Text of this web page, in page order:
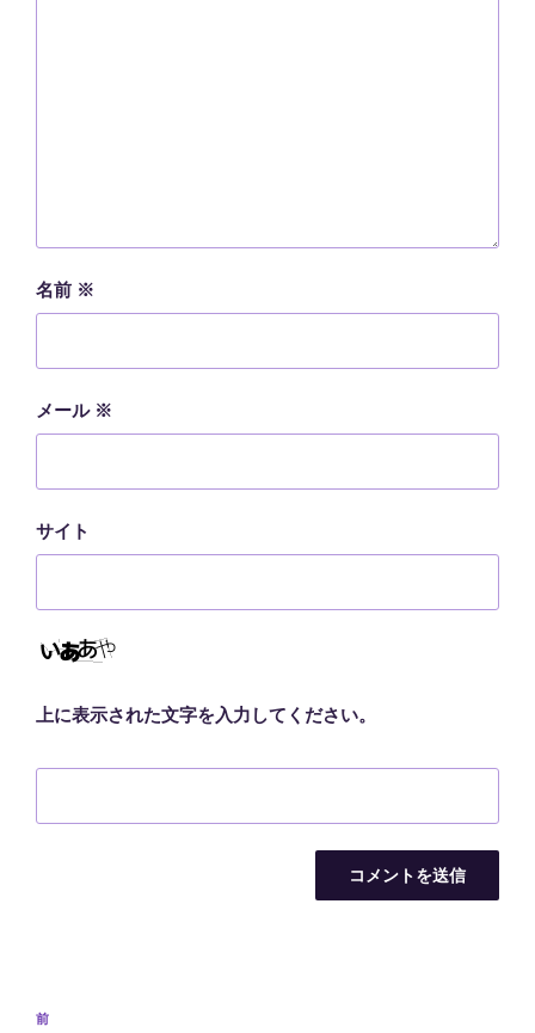
名前 ※
メール ※
サイト
上に表示された文字を入力してください。
投
前
前